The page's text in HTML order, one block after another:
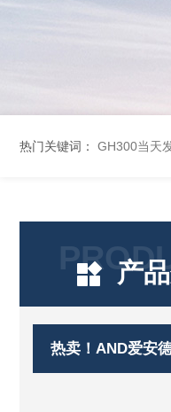
热门关键词： GH300当天
产
热卖！AND爱安